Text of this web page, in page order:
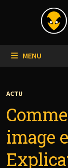
MENU
ACTU
image